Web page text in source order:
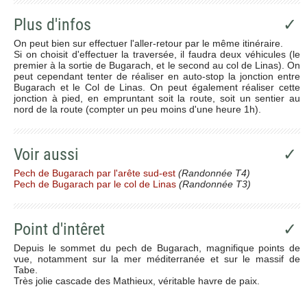
Plus d'infos ✓
On peut bien sur effectuer l'aller-retour par le même itinéraire.
Si on choisit d'effectuer la traversée, il faudra deux véhicules (le
premier à la sortie de Bugarach, et le second au col de Linas). On
peut cependant tenter de réaliser en auto-stop la jonction entre
Bugarach et le Col de Linas. On peut également réaliser cette
jonction à pied, en empruntant soit la route, soit un sentier au
nord de la route (compter un peu moins d'une heure 1h).
Voir aussi ✓
Pech de Bugarach par l'arête sud-est (Randonnée T4)
Pech de Bugarach par le col de Linas (Randonnée T3)
Point d'intêret ✓
Depuis le sommet du pech de Bugarach, magnifique points de
vue, notamment sur la mer méditerranée et sur le massif de
Tabe.
Très jolie cascade des Mathieux, véritable havre de paix.